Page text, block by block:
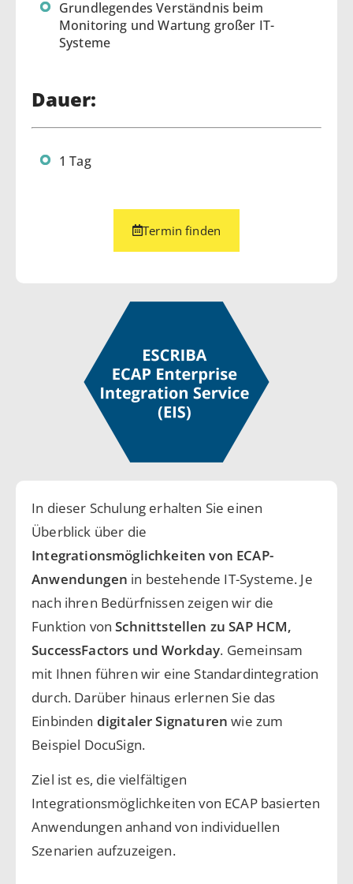
Grundlegendes Verständnis beim
Monitoring und Wartung großer IT-
Systeme
Dauer:
1 Tag
Termin finden
In dieser Schulung erhalten Sie einen
Überblick über die
Integrationsmöglichkeiten von ECAP-
Anwendungen in bestehende IT-Systeme. Je
nach ihren Bedürfnissen zeigen wir die
Funktion vonSchnittstellen zu SAP HCM,
SuccessFactors und Workday. Gemeinsam
mit Ihnen führen wir eine Standardintegration
durch. Darüber hinaus erlernen Sie das
Einbinden digitaler Signaturen wie zum
Beispiel DocuSign.
Ziel ist es, die vielfältigen
Integrationsmöglichkeiten von ECAP basierten
Anwendungen anhand von individuellen
Szenarien aufzuzeigen.